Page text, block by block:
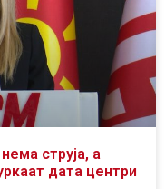
струја, а
дата центри